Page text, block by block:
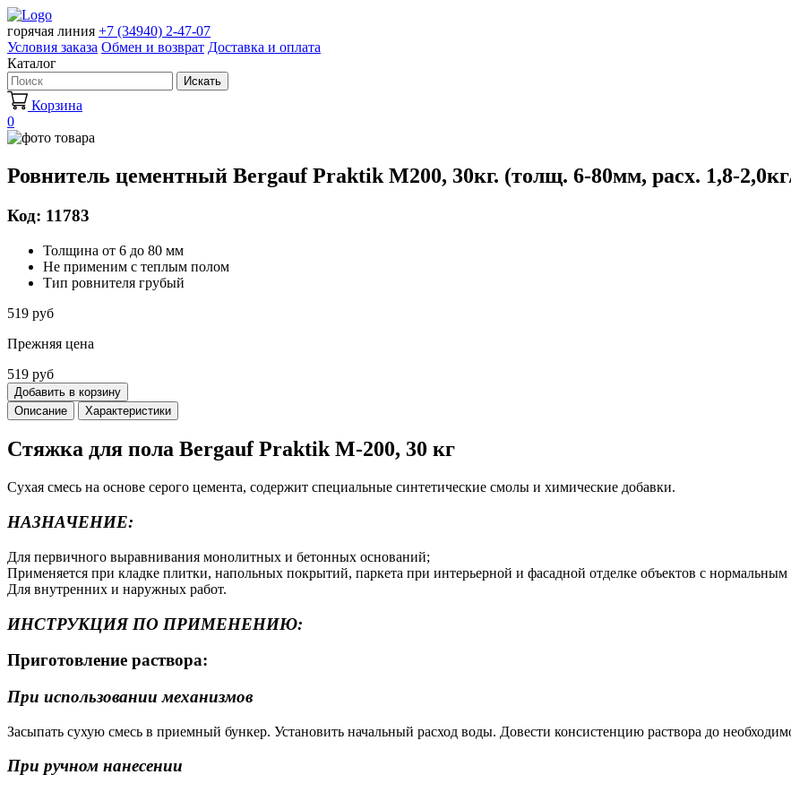
горячая линия +7 (34940) 2-47-07
Условия заказа Обмен и возврат Доставка и оплата
Каталог
Искать
Корзина
0
Ровнитель цементный Bergauf Praktik М200, 30кг. (толщ. 6-80мм, расх. 1,8-
Код: 11783
Толщина от 6 до 80 мм
Не применим с теплым полом
Тип ровнителя грубый
519 руб
Прежняя цена
519 руб
Добавить в корзину
Описание
Характеристики
Стяжка для пола Bergauf Praktik М-200, 30 кг
Сухая смесь на основе серого цемента, содержит специальные синтетические смолы и химические добавки.
НАЗНАЧЕНИЕ:
Для первичного выравнивания монолитных и бетонных оснований;
Применяется при кладке плитки, напольных покрытий, паркета при интерьерной и фасадной отделке объектов с
Для внутренних и наружных работ.
ИНСТРУКЦИЯ ПО ПРИМЕНЕНИЮ:
Приготовление раствора:
При использовании механизмов
Засыпать сухую смесь в приемный бункер. Установить начальный расход воды. Довести консистенцию раствора до
При ручном нанесении